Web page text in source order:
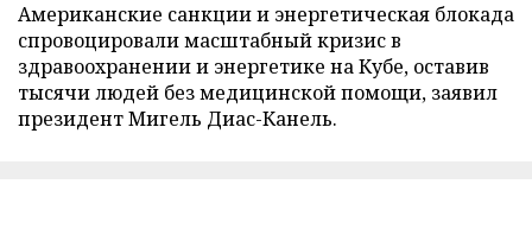
Американские санкции и энергетическая блокада
спровоцировали масштабный кризис в
здравоохранении и энергетике на Кубе, оставив
тысячи людей без медицинской помощи, заявил
президент Мигель Диас-Канель.